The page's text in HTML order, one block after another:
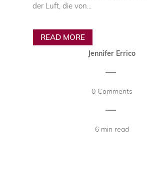
der Luft, die von...
READ MORE
Jennifer Errico
|
0 Comments
|
6 min read